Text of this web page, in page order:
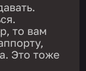
то вам
Это тоже